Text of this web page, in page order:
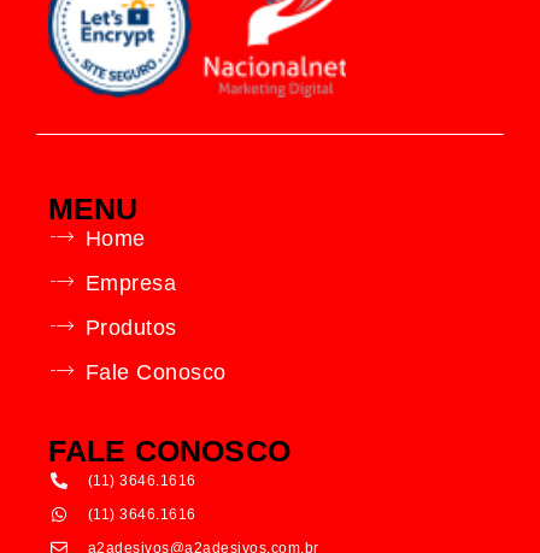
MENU
Home
Empresa
Produtos
Fale Conosco
FALE CONOSCO
(11) 3646.1616
(11) 3646.1616
a2adesivos@a2adesivos.com.br